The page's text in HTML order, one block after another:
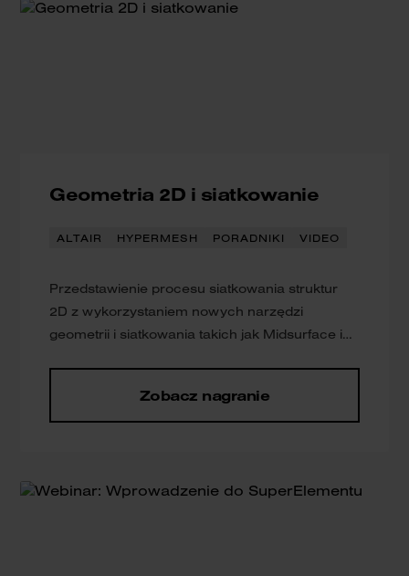
Geometria 2D i siatkowanie
ALTAIR HYPERMESH PORADNIKI VIDEO
Przedstawienie procesu siatkowania struktur
2D z wykorzystaniem nowych narzędzi
geometrii i siatkowania takich jak Midsurface i
Zobacz nagranie